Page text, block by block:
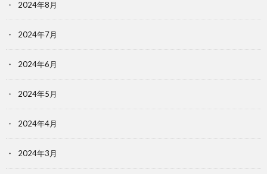
2024年8月
2024年7月
2024年6月
2024年5月
2024年4月
2024年3月